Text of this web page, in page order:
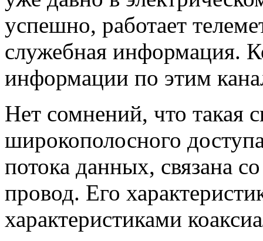
успешно, работает
служебная информация.
информации по этим
Нет сомнений, что такая
широкополосного
потока данных, связана
провод. Его
характеристиками